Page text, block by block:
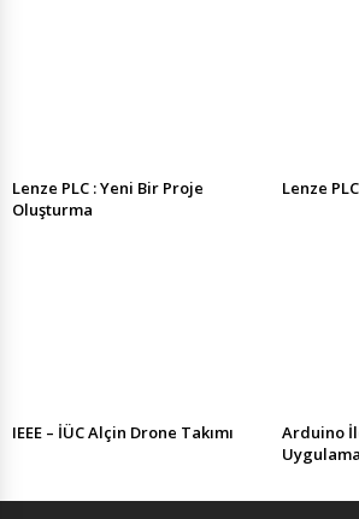
Lenze PLC : Yeni Bir Proje
Oluşturma
Lenze
IEEE – İÜC Alçin Drone Takımı
Arduino